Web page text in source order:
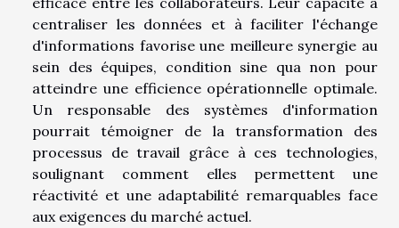
centraliser les données et à faciliter l'échange
d'informations favorise une meilleure synergie au
sein des équipes, condition sine qua non pour
atteindre une efficience opérationnelle optimale.
Un responsable des systèmes d'information
pourrait témoigner de la transformation des
processus de travail grâce à ces technologies,
soulignant comment elles permettent une
réactivité et une adaptabilité remarquables face
aux exigences du marché actuel.